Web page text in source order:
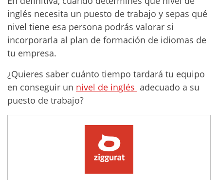
inglés necesita un puesto de trabajo y sepas qué
nivel tiene esa persona podrás valorar si
incorporarla al plan de formación de idiomas de
tu empresa.
¿Quieres saber cuánto tiempo tardará tu equipo
en conseguir un nivel de inglés adecuado a su
puesto de trabajo?